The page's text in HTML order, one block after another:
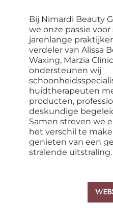
Bij Nimardi Beauty
we onze passie
jarenlange
verdeler van Alissa
Waxing, Marzia
ondersteunen wij
huidtherapeuten
producten,
deskundige
Samen streven we
het verschil te
genieten van een
stralende uitstraling.